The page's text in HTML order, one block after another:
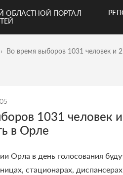
ОБЛАСТНОЙ ПОРТАЛ
Во время выборов 1031 человек и
1031 человек
в Орле
Орла в день голосования
стационарах,